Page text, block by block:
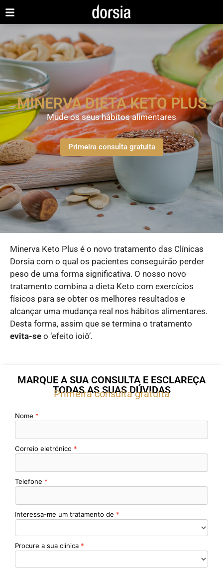
MINERVA DIETA KETO PLUS
Mude os seus hábitos alimentares
Primeira consulta gratuita
Minerva Keto Plus é o novo tratamento das Clínicas
Dorsia com o qual os pacientes conseguirão perder
peso de uma forma significativa. O nosso novo
tratamento combina a dieta Keto com exercícios
físicos para se obter os melhores resultados e
alcançar uma mudança real nos hábitos alimentares.
Desta forma, assim que se termina o tratamento
evita-se o ‘efeito ioiô’.
MARQUE A SUA CONSULTA E ESCLAREÇA
TODAS AS SUAS DÚVIDAS
Primeira consulta gratuita
Nome
Correio eletrónico
Telefone
Interessa-me um tratamento de
Procure a sua clínica